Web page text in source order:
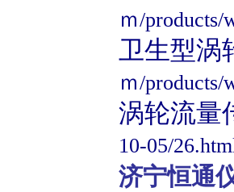
ｍ/
卫生型
ｍ/
涡轮流
10-05/
济宁恒通